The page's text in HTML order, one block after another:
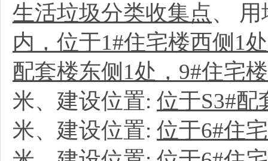
生活垃圾分类收集点、
内，位于1#住宅楼西侧1
配套楼东侧1处，9#住宅
米、建设位置: 位于S3#配
米、建设位置: 位于6#住